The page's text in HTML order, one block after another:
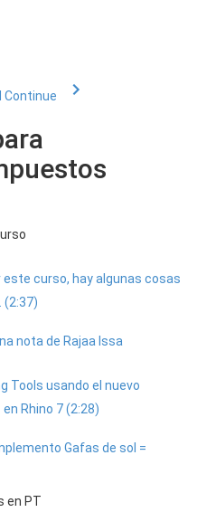
Continue
curso, hay algunas cosas
(2:37)
nota de Rajaa Issa
Tools usando el nuevo
Rhino 7 (2:28)
Gafas de sol =
en PT